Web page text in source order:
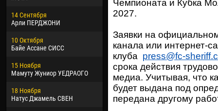
14 Сентября
Арли ПЕРДЖОНИ
10 Октября
Байе Ассане СИСС
15 Ноября
Мамуту Жуниор УЕДРАОГО
18 Ноября
Натус Джамель СВЕН
24 Февраля
Владислав КОСТИН
02 Марта
Вячеслав КОЗМА
09 Марта
Эммануэль АФЕТСЕ
20 Марта
Хайдер Морено АСПРИЛЬЯ
13
24
15
24
Чемпионата и Кубка
2027.
Заявки на
канала или интернет-
клуба press@fc-
срока действия
медиа. Учитывая, что
будет выдана под
передана другому